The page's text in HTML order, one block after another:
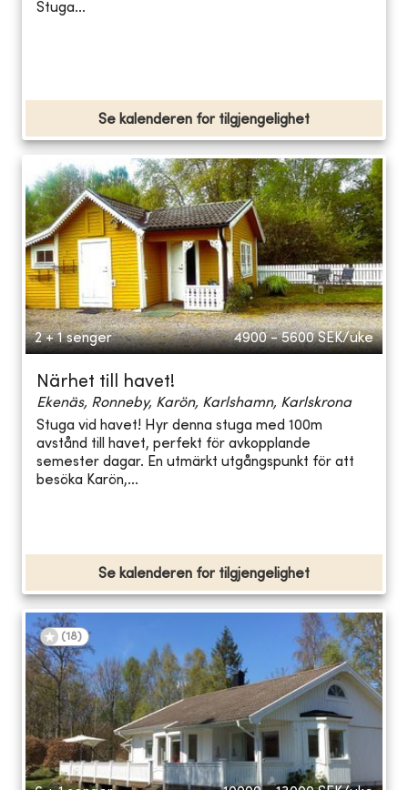
Stuga...
Se kalenderen for tilgjengelighet
2 + 1 senger 4900 - 5600 SEK/uke
Närhet till havet!
Ekenäs, Ronneby, Karön, Karlshamn, Karlskrona
Stuga vid havet! Hyr denna stuga med 100m
avstånd till havet, perfekt för avkopplande
semester dagar. En utmärkt utgångspunkt för att
besöka Karön,...
Se kalenderen for tilgjengelighet
(18)